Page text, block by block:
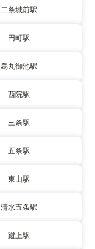
二条城前駅
円町駅
烏丸御池駅
西院駅
三条駅
五条駅
東山駅
清水五条駅
蹴上駅